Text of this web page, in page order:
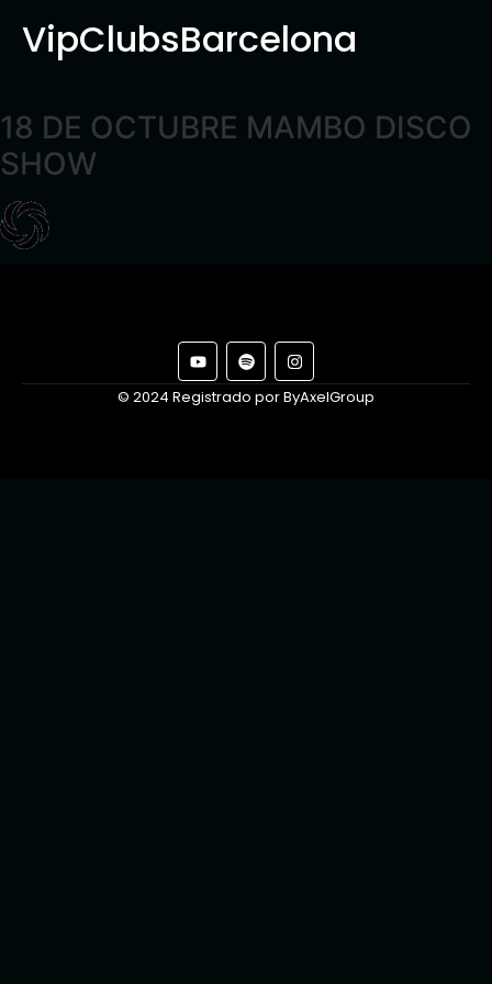
VipClubsBarcelona
18 DE OCTUBRE MAMBO DISCO
SHOW
© 2024 Registrado por ByAxelGroup